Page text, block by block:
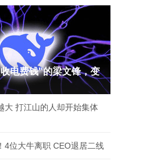
电费钱"的梁文锋，变
大 打江山的人却开始集体
4位大牛离职 CEO退居二线